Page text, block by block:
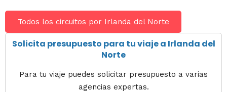
Todos los circuitos por Irlanda del Norte
Solicita presupuesto para tu viaje a Irlanda del
Norte
Para tu viaje puedes solicitar presupuesto a varias
agencias expertas.